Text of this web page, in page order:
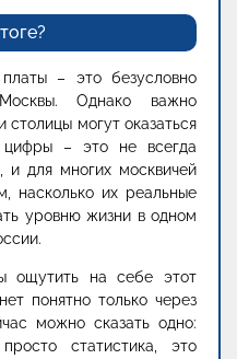
– это безусловно
Однако важно
столицы могут оказаться
цифры – это не всегда
и для многих москвичей
насколько их реальные
уровню жизни в одном
ощутить на себе этот
понятно только через
можно сказать одно:
статистика, это